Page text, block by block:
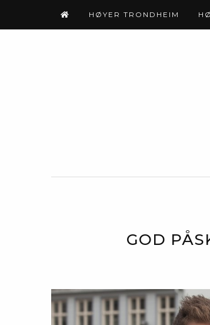
HØYER TRONDHEIM
GOD